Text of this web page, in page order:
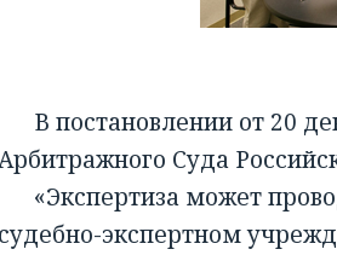
В постановлении от 20
Суда
«Экспертиза может
судебно-экспертном